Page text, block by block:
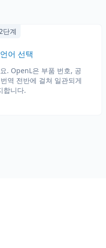
단계
어 선택
. OpenL은 부품 번호, 공
역 전반에 걸쳐 일관되게
합니다.